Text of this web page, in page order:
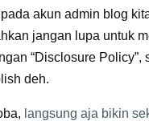
akun admin blog
jangan lupa untuk
“Disclosure Policy”,
deh.
langsung aja bikin